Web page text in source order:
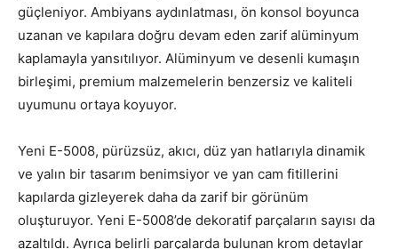
güçleniyor. Ambiyans aydınlatması, ön konsol boyunca
uzanan ve kapılara doğru devam eden zarif alüminyum
kaplamayla yansıtılıyor. Alüminyum ve desenli kumaşın
birleşimi, premium malzemelerin benzersiz ve kaliteli
uyumunu ortaya koyuyor.
Yeni E-5008, pürüzsüz, akıcı, düz yan hatlarıyla dinamik
ve yalın bir tasarım benimsiyor ve yan cam fitillerini
kapılarda gizleyerek daha da zarif bir görünüm
oluşturuyor. Yeni E-5008’de dekoratif parçaların sayısı da
azaltıldı. Ayrıca belirli parçalarda bulunan krom detaylar